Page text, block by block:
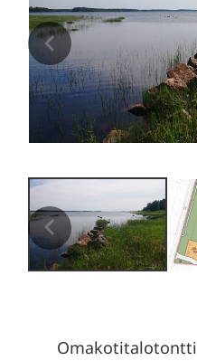
Omakotitalotontti